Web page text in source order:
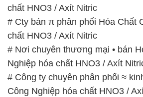
chất HNO3 / Axít Nitric
# Cty bán π phân phối Hóa Chất
chất HNO3 / Axít Nitric
# Nơi chuyên thương mại • bán
Nghiệp hóa chất HNO3 / Axít
# Công ty chuyên phân phối ≈
Công Nghiệp hóa chất HNO3 /